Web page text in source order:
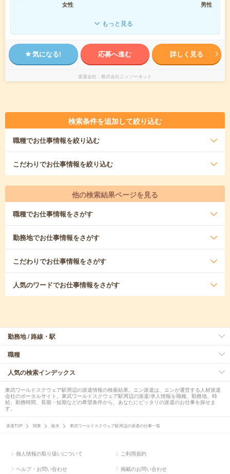
女性
男性
もっと見る
気になる! 応募へ進む 詳しく見る
派遣会社 株式会社ニッソーネット
検索条件を追加して絞り込む
職種でお仕事情報を絞り込む
こだわりでお仕事情報を絞り込む
他の検索結果ページを見る
職種でお仕事情報をさがす
勤務地でお仕事情報をさがす
こだわりでお仕事情報をさがす
人気のワードでお仕事情報をさがす
勤務地 / 路線・駅
職種
人気の検索インデックス
東武ワールドスクウェア駅周辺の派遣情報の検索結果。エン派遣は、エンが運営する人材派遣
会社のポータルサイト。東武ワールドスクウェア駅周辺の派遣/求人情報を職種、勤務地、時
給、勤務時間、長期・短期などの希望条件から、あなたにピッタリの派遣のお仕事を探せま
す。
派遣TOP 関東 栃木 東武ワールドスクウェア駅周辺の派遣の仕事一覧
個人情報の取り扱いについて ご利用規約
ヘルプ・お問い合わせ 掲載のお問い合わせ